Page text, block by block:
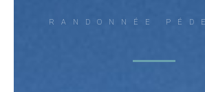
RANDONNÉE